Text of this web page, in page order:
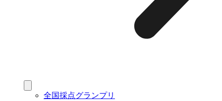
全国採点グランプリ